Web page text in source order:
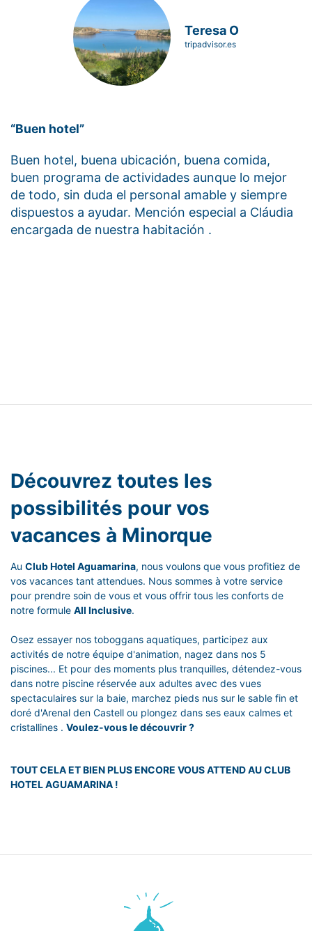
Teresa O
tripadvisor.es
“Buen hotel”
Buen hotel, buena ubicación, buena comida,
buen programa de actividades aunque lo mejor
de todo, sin duda el personal amable y siempre
dispuestos a ayudar. Mención especial a Cláudia
encargada de nuestra habitación .
Découvrez toutes les
possibilités pour vos
vacances à Minorque
Au Club Hotel Aguamarina, nous voulons que vous profitiez de
vos vacances tant attendues. Nous sommes à votre service
pour prendre soin de vous et vous offrir tous les conforts de
notre formule All Inclusive.
Osez essayer nos toboggans aquatiques, participez aux
activités de notre équipe d'animation, nagez dans nos 5
piscines... Et pour des moments plus tranquilles, détendez-vous
dans notre piscine réservée aux adultes avec des vues
spectaculaires sur la baie, marchez pieds nus sur le sable fin et
doré d'Arenal den Castell ou plongez dans ses eaux calmes et
cristallines . Voulez-vous le découvrir ?
TOUT CELA ET BIEN PLUS ENCORE VOUS ATTEND AU CLUB
HOTEL AGUAMARINA !